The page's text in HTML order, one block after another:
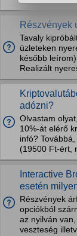
Részvények
Tavaly
üzleteken
később
Realizált
adózni?
Olvastam
10%-át elérő
infó?
(19500 Ft-ért,
Interactive
esetén
Részvények
opciókból
az nyilván
veszteség